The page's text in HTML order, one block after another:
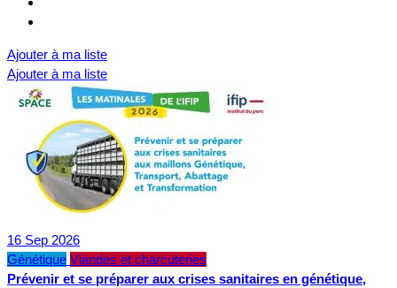
Ajouter à ma liste
Ajouter à ma liste
16 Sep 2026
Génétique Viandes et charcuteries
Prévenir et se préparer aux crises sanitaires en génétique,